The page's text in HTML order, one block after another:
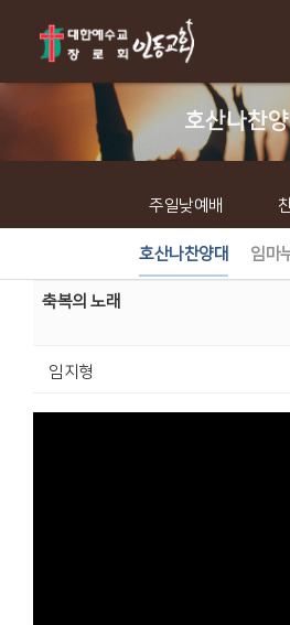
호산나찬양
주일낮예배
호산나찬양대 임마
축복의 노래
임지형